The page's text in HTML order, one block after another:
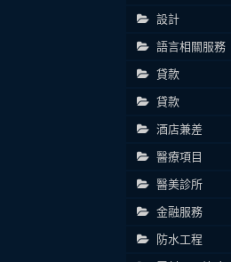
設計
語言相關服務
貸款
貸款
酒店兼差
醫療項目
醫美診所
金融服務
防水工程